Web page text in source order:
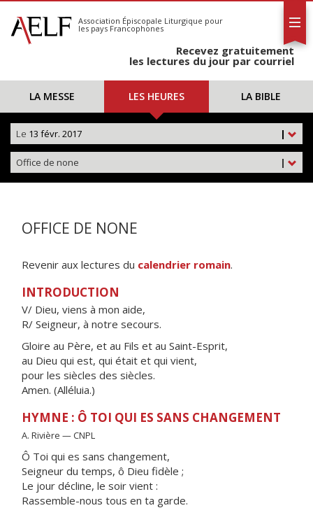
S'abonner
Calendrier
Association Épiscopale Liturgique pour
les pays Francophones
Recevez gratuitement
les lectures du jour par courriel
LA MESSE LES HEURES LA BIBLE
|
Le 13 févr. 2017
|
Office de none
OFFICE DE NONE
Revenir aux lectures du calendrier romain.
INTRODUCTION
V/ Dieu, viens à mon aide,
R/ Seigneur, à notre secours.
Gloire au Père, et au Fils et au Saint-Esprit,
au Dieu qui est, qui était et qui vient,
pour les siècles des siècles.
Amen. (Alléluia.)
HYMNE : Ô TOI QUI ES SANS CHANGEMENT
A. Rivière — CNPL
Ô Toi qui es sans changement,
Seigneur du temps, ô Dieu fidèle ;
Le jour décline, le soir vient :
Rassemble-nous tous en ta garde.